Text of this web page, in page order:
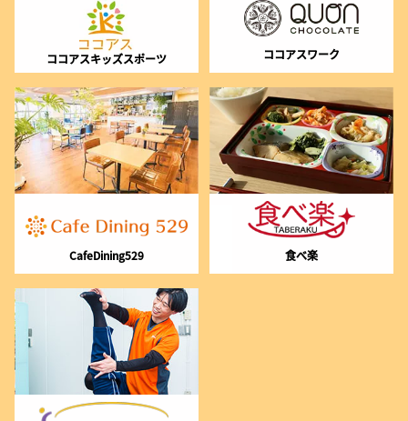
ココアスキッズスポーツ ココアスワーク
CafeDining529 食べ楽